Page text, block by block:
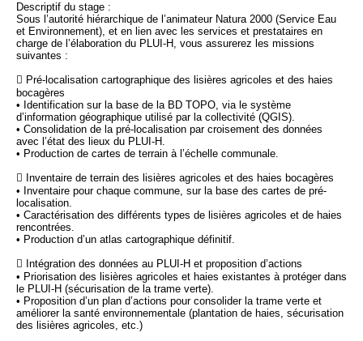
Descriptif du stage :
Sous l’autorité hiérarchique de l’animateur Natura 2000 (Service Eau
et Environnement), et en lien avec les services et prestataires en
charge de l’élaboration du PLUI-H, vous assurerez les missions
suivantes :
 Pré-localisation cartographique des lisières agricoles et des haies
bocagères
• Identification sur la base de la BD TOPO, via le système
d’information géographique utilisé par la collectivité (QGIS).
• Consolidation de la pré-localisation par croisement des données
avec l’état des lieux du PLUI-H.
• Production de cartes de terrain à l’échelle communale.
 Inventaire de terrain des lisières agricoles et des haies bocagères
• Inventaire pour chaque commune, sur la base des cartes de pré-
localisation.
• Caractérisation des différents types de lisières agricoles et de haies
rencontrées.
• Production d’un atlas cartographique définitif.
 Intégration des données au PLUI-H et proposition d’actions
• Priorisation des lisières agricoles et haies existantes à protéger dans
le PLUI-H (sécurisation de la trame verte).
• Proposition d’un plan d’actions pour consolider la trame verte et
améliorer la santé environnementale (plantation de haies, sécurisation
des lisières agricoles, etc.)